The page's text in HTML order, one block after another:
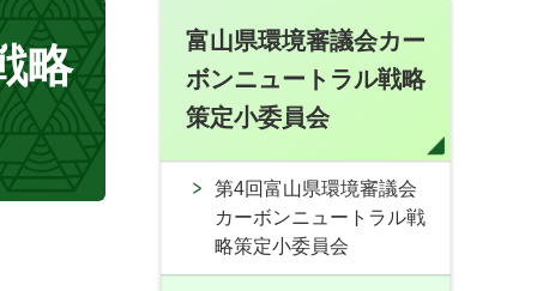
略
富山県環境審議会カー
ボンニュートラル戦略
策定小委員会
第4回富山県環境審議会
カーボンニュートラル戦
略策定小委員会